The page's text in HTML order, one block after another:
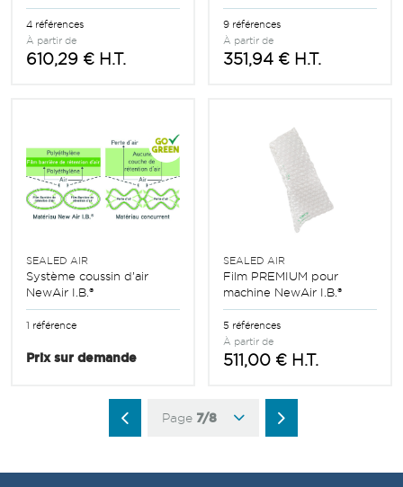
4 références
À partir de
610,29 € H.T.
9 références
À partir de
351,94 € H.T.
SEALED AIR
Système coussin d’air
NewAir I.B.®
1 référence
Prix sur demande
SEALED AIR
Film PREMIUM pour
machine NewAir I.B.®
5 références
À partir de
511,00 € H.T.
Page 7/8